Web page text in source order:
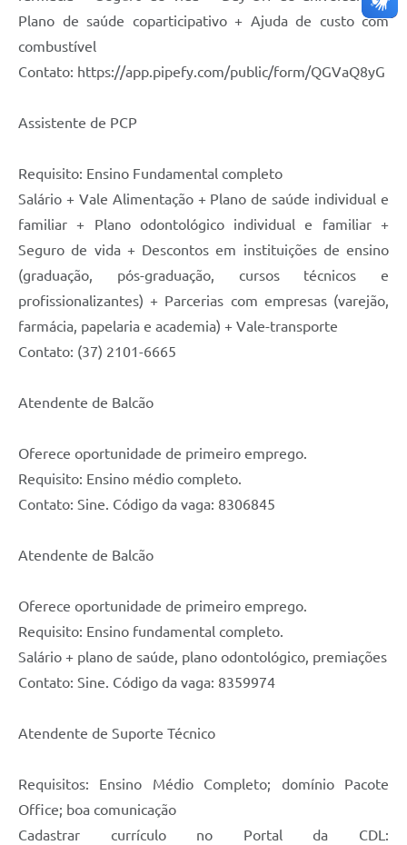
Plano de saúde coparticipativo + Ajuda de custo com
combustível
Contato: https://app.pipefy.com/public/form/QGVaQ8yG
Assistente de PCP
Requisito: Ensino Fundamental completo
Salário + Vale Alimentação + Plano de saúde individual e
familiar + Plano odontológico individual e familiar +
Seguro de vida + Descontos em instituições de ensino
(graduação, pós-graduação, cursos técnicos e
profissionalizantes) + Parcerias com empresas (varejão,
farmácia, papelaria e academia) + Vale-transporte
Contato: (37) 2101-6665
Atendente de Balcão
Oferece oportunidade de primeiro emprego.
Requisito: Ensino médio completo.
Contato: Sine. Código da vaga: 8306845
Atendente de Balcão
Oferece oportunidade de primeiro emprego.
Requisito: Ensino fundamental completo.
Salário + plano de saúde, plano odontológico, premiações
Contato: Sine. Código da vaga: 8359974
Atendente de Suporte Técnico
Requisitos: Ensino Médio Completo; domínio Pacote
Office; boa comunicação
Cadastrar currículo no Portal da CDL: